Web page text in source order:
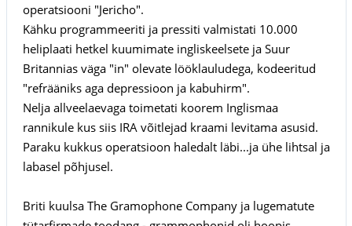
operatsiooni "Jericho".
Kähku programmeeriti ja pressiti valmistati 10.000
heliplaati hetkel kuumimate ingliskeelsete ja Suur
Britannias väga "in" olevate lööklauludega, kodeeritud
"refrääniks aga depressioon ja kabuhirm".
Nelja allveelaevaga toimetati koorem Inglismaa
rannikule kus siis IRA võitlejad kraami levitama asusid.
Paraku kukkus operatsioon haledalt läbi...ja ühe lihtsal ja
labasel põhjusel.
Briti kuulsa The Gramophone Company ja lugematute